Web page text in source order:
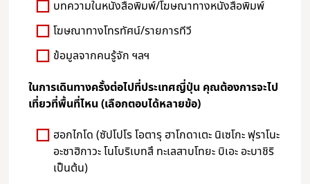
บทความในหนังสือพิมพ์/โฆษณาทางหนังสือพิมพ์
โฆษณาทางโทรทัศน์/รายการทีวี
ข้อมูลจากคนรู้จัก ฯลฯ
ในการเดินทางครั้งต่อไปที่ประเทศญี่ปุ่น คุณต้องการจะไป
เที่ยวที่พื้นที่ไหน (เลือกตอบได้หลายข้อ)
ฮอกไกโด (ซัปโปโร โอตารุ ฮาโกดาเตะ นิเซโกะ ฟุราโนะ
อะซาฮิกาวะ โนโบริเบทสึ ทะเลสาบโทยะ บิเอะ อะบาชิริ
เป็นต้น)